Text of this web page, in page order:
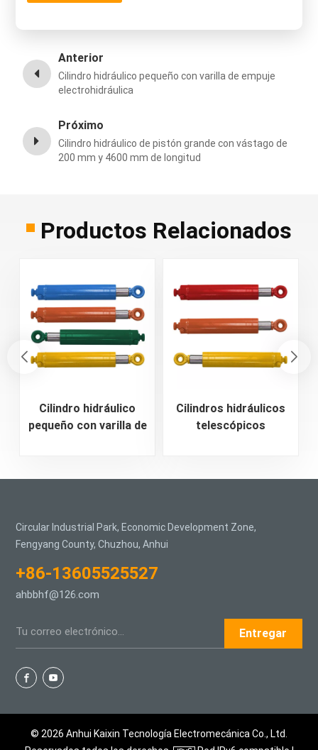
Anterior
Cilindro hidráulico pequeño con varilla de empuje
electrohidráulica
Próximo
Cilindro hidráulico de pistón grande con vástago de
200 mm y 4600 mm de longitud
Productos Relacionados
Cilindro hidráulico
pequeño con varilla de
Cilindros hidráulicos
telescópicos
Circular Industrial Park, Economic Development Zone,
Fengyang County, Chuzhou, Anhui
+86-13605525527
ahbbhf@126.com
Entregar
© 2026 Anhui Kaixin Tecnología Electromecánica Co., Ltd.